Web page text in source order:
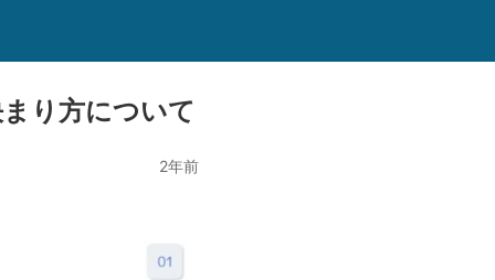
り方について
2年前